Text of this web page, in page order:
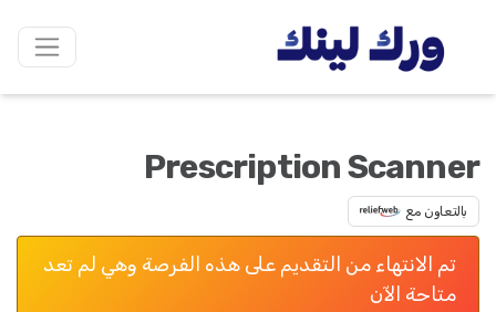
Prescription Scanner
بالتعاون مع
تم الانتهاء من التقديم على هذه الفرصة وهي لم تعد
متاحة الآن